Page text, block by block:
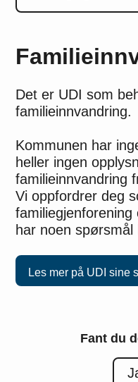
Det er UDI som
familieinnvandring.
Kommunen har
heller ingen
familieinnvandring
Vi oppfordrer deg
har noen
Les mer på UDI sine
Fant du